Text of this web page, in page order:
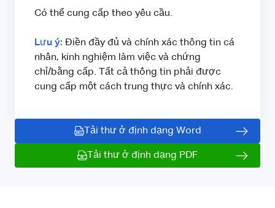
Có thể cung cấp theo yêu cầu.
Lưu ý: Điền đầy đủ và chính xác thông tin cá
nhân, kinh nghiệm làm việc và chứng
chỉ/bằng cấp. Tất cả thông tin phải được
cung cấp một cách trung thực và chính xác.
Tải thư ở định dạng Word
Tải thư ở định dạng PDF